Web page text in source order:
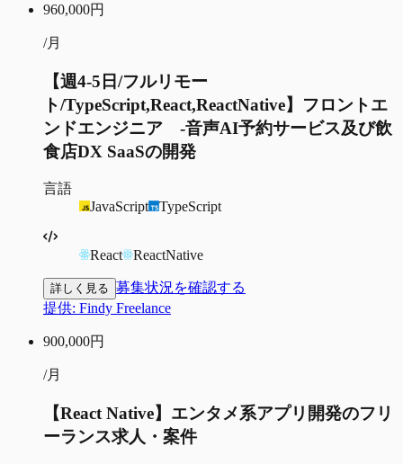
960,000円
/月
【週4-5日/フルリモー
ト/TypeScript,React,ReactNative】フロントエ
ンドエンジニア -音声AI予約サービス及び飲
食店DX SaaSの開発
言語
JavaScript
TypeScript
React ReactNative
詳しく見る 募集状況を確認する
提供: Findy Freelance
900,000円
/月
【React Native】エンタメ系アプリ開発のフリ
ーランス求人・案件